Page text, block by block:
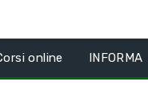
online INFORMA